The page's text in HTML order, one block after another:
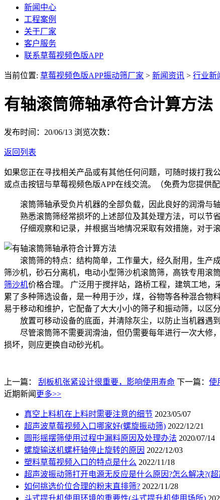
新闻中心
工程案例
关于厂家
客户服务
联系草莓视频色版APP
当前位置: 草莓视频色版APP振动筛厂家 > 新闻资讯 > 行业新
有轴滚筒筛轴承符合计算方法
发布时间：20/06/13 浏览次数：
返回列表
如果您正在寻找相关产品或有其他任何问题，可随时拨打我公
或点击按钮与草莓视频色版APP在线交流。（免费为您提供配
滚筒筛轴承受负片机器的全部负载，因此良好的润滑与轴
熟悉滚筒筛经常损坏的上述部位及其处理方法，可以节省
仔细观察和记录，并根据当地情况采取有效措施，对于滚
滚筒筛的特点：结构简单，工作量大，经久耐用，生产成
筛沙机，砂石分离机，电动小型筛沙机滚筒筛，高铁专用滚
筛沙机价格合理。 广泛用于搅拌站，路桥工程，建筑工地
累了多种筛选设备，是一种用于沙，煤，谷物等各种混合物
易于移动和维护，它配备了大大小小的筛子和振动筛，以区
放置可移动设备的底面，并清除灰尘，以防止当机器遇到
尽管滚筒筛不需要润滑油，但仍需要每年进行一次大修，
损坏，则应更换自动砂光机。
上一篇： 刮板机张紧设计很重要，影响使用寿命 下一篇： 使
近期新闻 更多>>
真空上料机在上料时需要注意的细节 2023/05/07
超声波草莓视频入口哪家好(螺旋振动筛) 2022/12/21
圆形摇摆筛使用过程中漏料原因及处理办法 2020/07/14
螺旋输送机螺杆轴停止旋转的原因 2022/12/03
塑料草莓视频入口的特点是什么 2022/11/18
超声波振动筛打开电源无反应是什么原因?怎么解决?(
如何挑选价位合理的粉末直排筛? 2022/11/28
斗式提升机使用环境的重要性(斗式提升机使用场所)